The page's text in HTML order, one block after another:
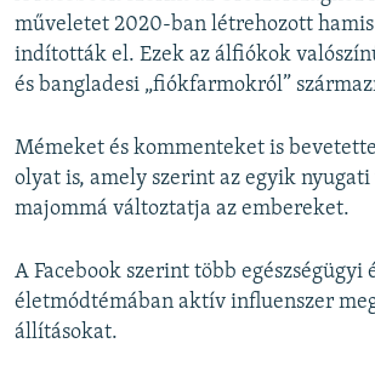
műveletet 2020-ban létrehozott
indították el. Ezek az álfiókok
és bangladesi „fiókfarmokról”
Mémeket és kommenteket is
olyat is, amely szerint az egyik
majommá változtatja az embereket.
A Facebook szerint több egészségügyi
életmódtémában aktív influenszer
állításokat.